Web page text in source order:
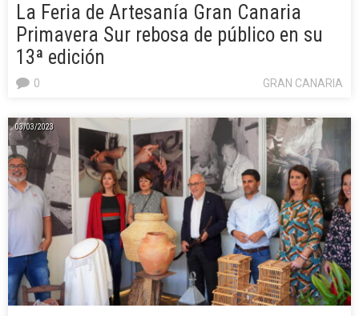
La Feria de Artesanía Gran Canaria
Primavera Sur rebosa de público en su
13ª edición
GRAN CANARIA
0
03/03/2023